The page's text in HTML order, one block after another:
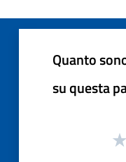
Quanto
su questa